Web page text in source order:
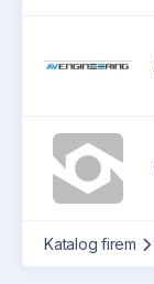
Katalog firem